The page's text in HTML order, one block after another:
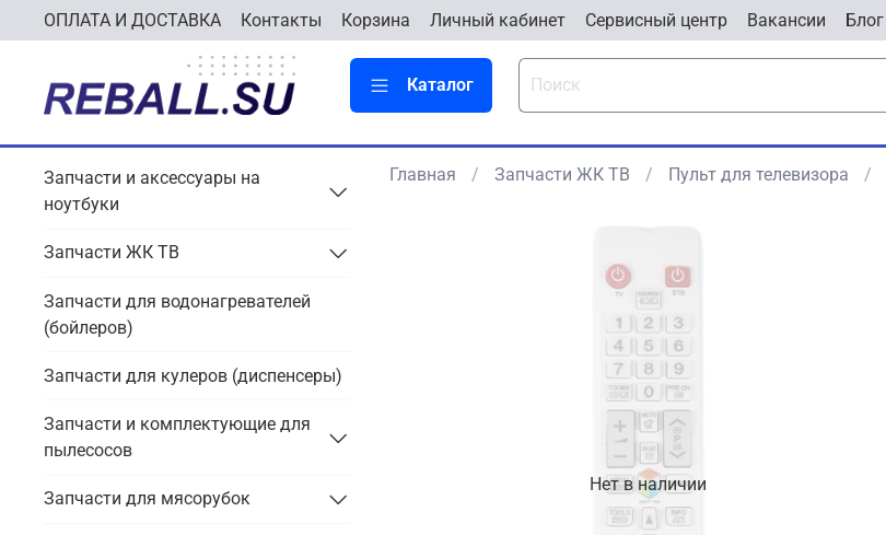
ОПЛАТА И ДОСТАВКА Контакты Корзина Личный кабинет Cервисный центр Вакансии Блог
Каталог
Главная Запчасти ЖК ТВ Пульт для телевизора
Нет в наличии
Запчасти и аксессуары на
ноутбуки
Запчасти ЖК ТВ
Запчасти для водонагревателей
(бойлеров)
Запчасти для кулеров (диспенсеры)
Запчасти и комплектующие для
пылесосов
Запчасти для мясорубок